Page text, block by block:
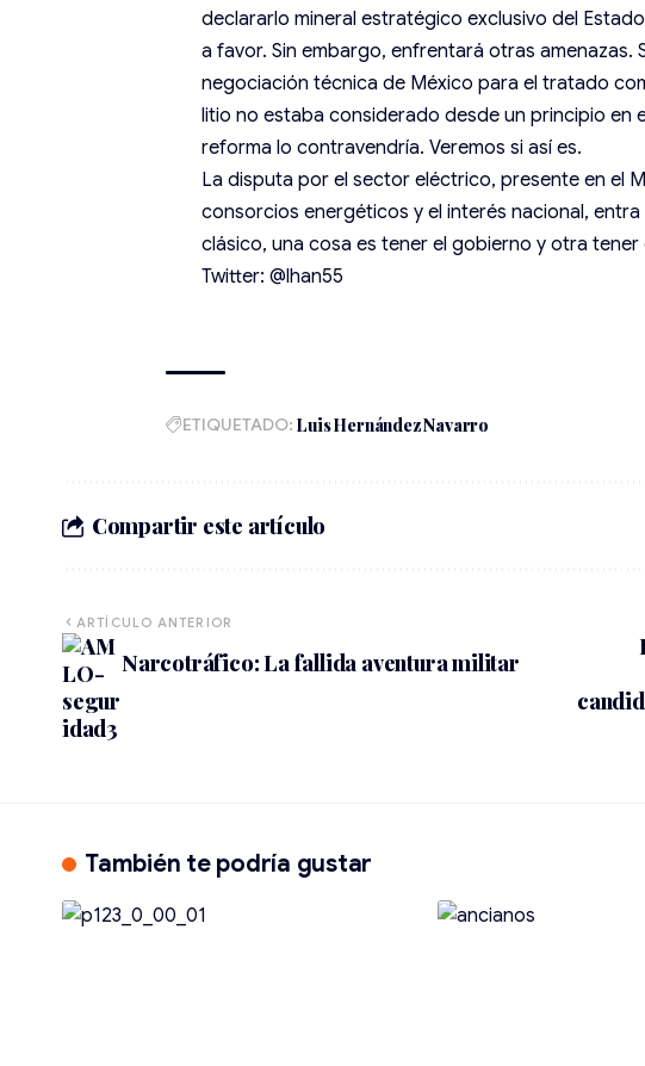
declararlo mineral estratégico exclusivo del
a favor. Sin embargo, enfrentará otras amenazas.
negociación técnica de México para el tratado
litio no estaba considerado desde un principio en
reforma lo contravendría. Veremos si así es.
La disputa por el sector eléctrico, presente en el
consorcios energéticos y el interés nacional,
clásico, una cosa es tener el gobierno y otra tener
Twitter: @lhan55
ETIQUETADO: Luis Hernández Navarro
Compartir este artículo
ARTÍCULO ANTERIOR
Narcotráfico: La fallida aventura militar
También te podría gustar